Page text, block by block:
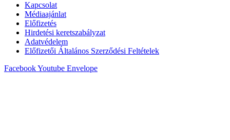
Kapcsolat
Médiaajánlat
Előfizetés
Hirdetési keretszabályzat
Adatvédelem
Előfizetői Általános Szerződési Feltételek
FacebookYoutube Envelope